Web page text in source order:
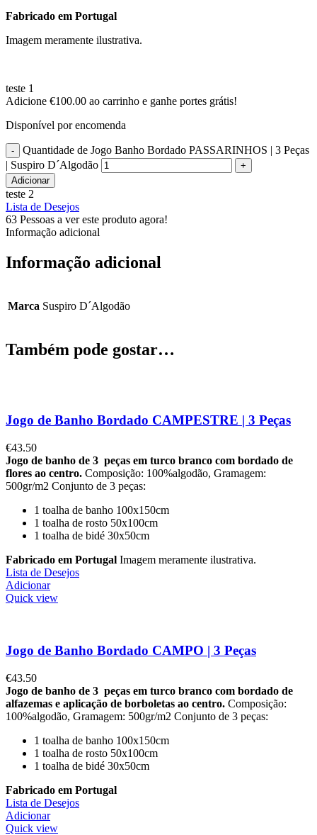
Fabricado em Portugal
Imagem meramente ilustrativa.
teste 1
Adicione €100.00 ao carrinho e ganhe portes grátis!
Disponível por encomenda
Quantidade de Jogo Banho Bordado PASSARINHOS | 3 Peças
| Suspiro D´Algodão
Adicionar
teste 2
Lista de Desejos
63 Pessoas a ver este produto agora!
Informação adicional
Informação adicional
Marca Suspiro D´Algodão
Também pode gostar…
Jogo de Banho Bordado CAMPESTRE | 3 Peças
€43.50
Jogo de banho de 3 peças em turco branco com bordado de
flores ao centro. Composição: 100%algodão, Gramagem:
500gr/m2 Conjunto de 3 peças:
1 toalha de banho 100x150cm
1 toalha de rosto 50x100cm
1 toalha de bidé 30x50cm
Fabricado em Portugal Imagem meramente ilustrativa.
Lista de Desejos
Adicionar
Quick view
Jogo de Banho Bordado CAMPO | 3 Peças
€43.50
Jogo de banho de 3 peças em turco branco com bordado de
alfazemas e aplicação de borboletas ao centro. Composição:
100%algodão, Gramagem: 500gr/m2 Conjunto de 3 peças:
1 toalha de banho 100x150cm
1 toalha de rosto 50x100cm
1 toalha de bidé 30x50cm
Fabricado em Portugal
Lista de Desejos
Adicionar
Quick view